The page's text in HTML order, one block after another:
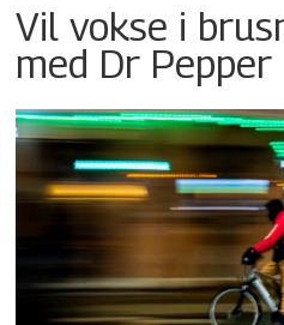
Vil vokse i
med Dr Pepper